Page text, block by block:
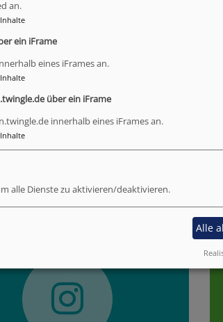
Ihre Erfahrung im ländlichen Raum ist dabei
und weiß im Team zu arbeiten.“
in Weidenberg, Stockau
Haupt- und Ehrenamtlichen Menschen zu
an.
ein iFrame
eines iFrames an.
über ein iFrame
innerhalb eines iFrames an.
alle Dienste zu aktivieren/deaktivieren.
Alle